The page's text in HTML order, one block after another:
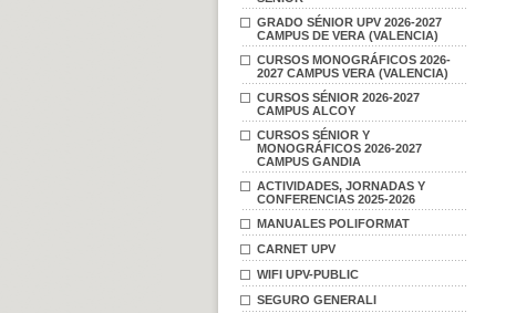
GRADO SÉNIOR UPV 2026-2027
CAMPUS DE VERA (VALENCIA)
CURSOS MONOGRÁFICOS 2026-
2027 CAMPUS VERA (VALENCIA)
CURSOS SÉNIOR 2026-2027
CAMPUS ALCOY
CURSOS SÉNIOR Y
MONOGRÁFICOS 2026-2027
CAMPUS GANDIA
ACTIVIDADES, JORNADAS Y
CONFERENCIAS 2025-2026
MANUALES POLIFORMAT
CARNET UPV
WIFI UPV-PUBLIC
SEGURO GENERALI